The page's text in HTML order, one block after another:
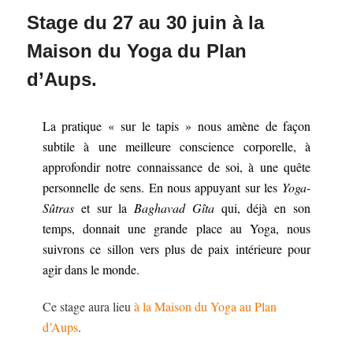
Stage du 27 au 30 juin à la
Maison du Yoga du Plan
d’Aups.
La pratique « sur le tapis » nous amène de façon
subtile à une meilleure conscience corporelle, à
approfondir notre connaissance de soi, à une quête
personnelle de sens. En nous appuyant sur les Yoga-
Sûtras et sur la Baghavad Gîtaqui, déjà en son
temps, donnait une grande place au Yoga, nous
suivrons ce sillon vers plus de paix intérieure pour
agir dans le monde.
Ce stage aura lieuà la Maison du Yoga au Plan
d’Aups.